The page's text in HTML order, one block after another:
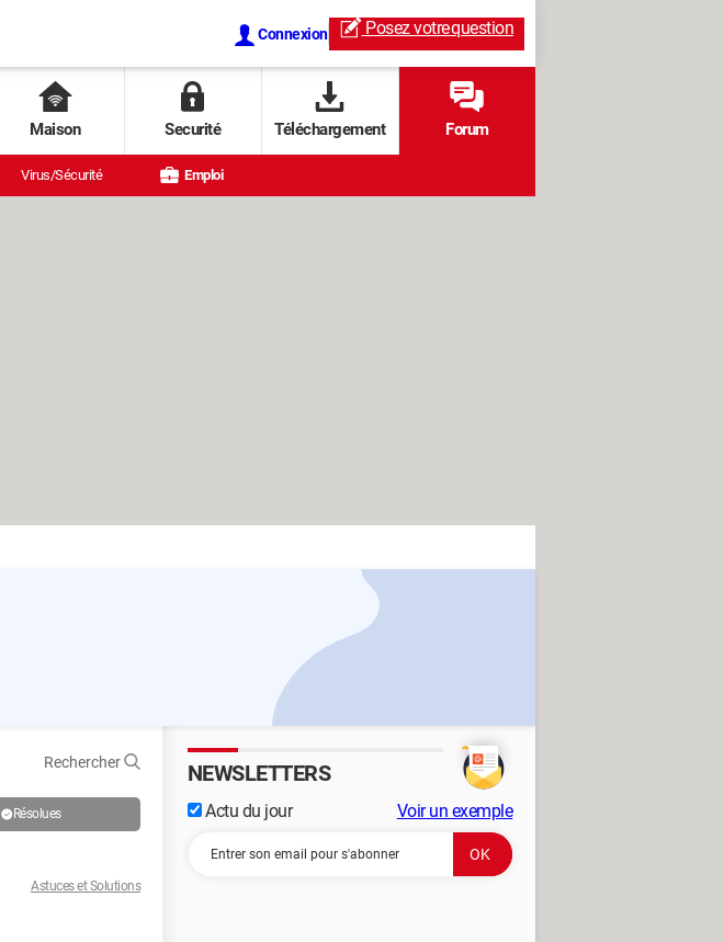
Connexion Posez votrequestion
Maison Securité Téléchargement Forum
Virus/Sécurité Emploi
Rechercher
Résolues
Astuces et Solutions
NEWSLETTERS
Actu du jour Voir un exemple